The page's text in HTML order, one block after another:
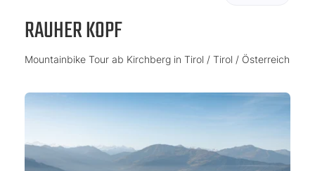
RAUHER KOPF
Mountainbike Tour ab Kirchberg in Tirol / Tirol / Österreich